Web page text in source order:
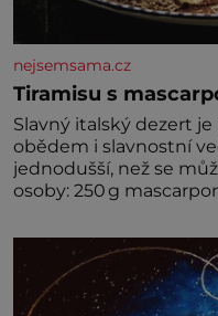
nejsemsama.cz
Tiramisu s
Slavný italský dezert
obědem i slavnostní
jednodušší, než se
osoby: 250 g mascarpone 3 vejce 80 g cukru 200 g
amaretta kakao na posypání Postup: Oddělte
žloutky od bílků.
světlé pěny a
mascarpone, aby